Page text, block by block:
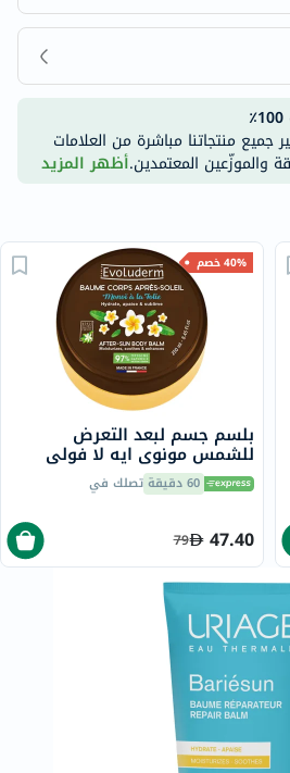
جميع منتجاتنا مباشرة من العلامات
والموزّعين المعتمدين.أظهر المزيد
40% خصم
بلسم جسم لبعد التعرض
للشمس مونوي ايه لا فولي
إيفولوديرم، 250 مل
60 دقيقة تصلك في
47.40
79